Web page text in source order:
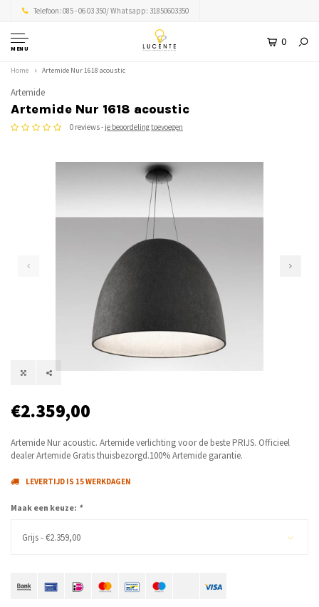
Telefoon: 085 - 06 03 350/ Whatsapp: 31850603350
MENU
0
Home Artemide Nur 1618 acoustic
Artemide
Artemide Nur 1618 acoustic
0 reviews - je beoordeling toevoegen
€2.359,00
Artemide Nur acoustic. Artemide verlichting voor de beste PRIJS. Officieel
dealer Artemide Gratis thuisbezorgd.100% Artemide garantie.
LEVERTIJD IS 15 WERKDAGEN
Maak een keuze: *
Grijs - €2.359,00